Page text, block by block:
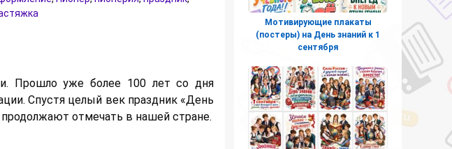
Прошло уже более 100 лет со дня
Спустя целый век праздник «День
отмечать в нашей стране.
Мотивирующие плакаты
(постеры) на День знаний к 1
сентября